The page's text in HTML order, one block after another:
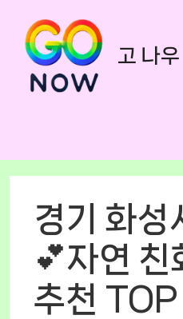
content
고 나
경기 화성
💕자연 친
추천